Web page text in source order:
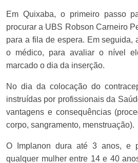
Em Quixaba, o primeiro passo
procurar a UBS Robson Carneiro
para a fila de espera. Em seguida,
o médico, para avaliar o nível
marcado o dia da inserção.
No dia da colocação do
instruídas por profissionais da
vantagens e consequências
corpo, sangramento, menstruação).
O Implanon dura até 3 anos, e
qualquer mulher entre 14 e 40